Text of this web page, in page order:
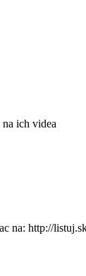
ich videa
na: http://